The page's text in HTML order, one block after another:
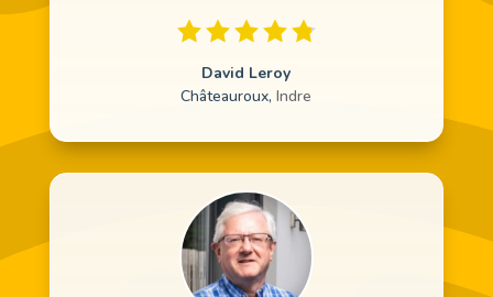
David Leroy
Châteauroux, Indre